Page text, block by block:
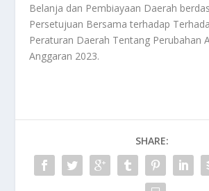
Belanja dan Pembiayaan Daerah
Persetujuan Bersama terhadap
Peraturan Daerah Tentang Perubahan
Anggaran 2023.
SHARE: